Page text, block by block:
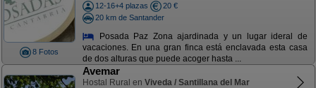
8 Fotos
12-16+4 plazas
20 €
20 km de Santander
Posada Paz Zona ajardinada y un lugar ideral de
vacaciones. En una gran finca está enclavada esta casa
de dos alturas que puede acoger hasta ...
Avemar
Hostal Rural en Viveda / Santillana del Mar